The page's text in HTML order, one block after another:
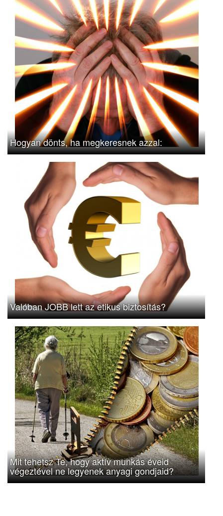
Hogyan dönts, ha megkeresnek azzal:
Valóban JOBB lett az etikus biztosítás?
Mit tehetsz Te, hogy aktív munkás éveid
végeztével ne legyenek anyagi gondjaid?